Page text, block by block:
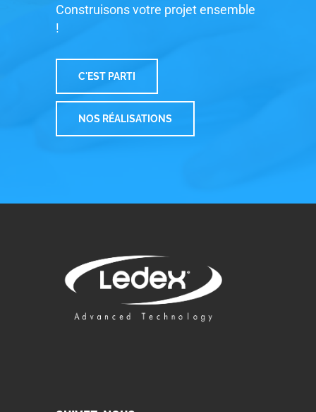
Construisons votre projet ensemble
!
C'EST PARTI
NOS RÉALISATIONS